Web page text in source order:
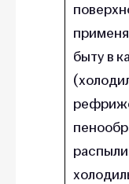
быту в